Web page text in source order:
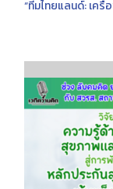
“ทีมไทยแลนด์: เครื